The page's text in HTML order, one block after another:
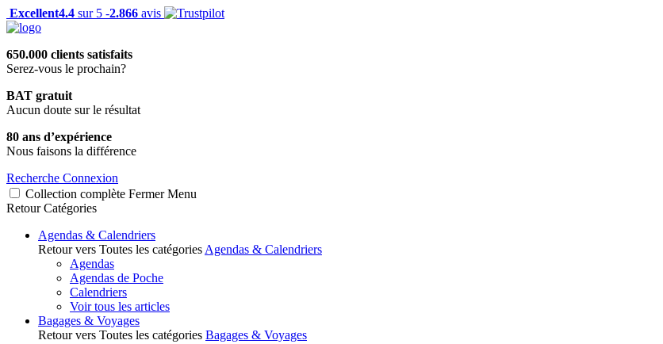
Excellent4.4 sur 5 -2.866 avis
650.000 clients satisfaits
Serez-vous le prochain?
BAT gratuit
Aucun doute sur le résultat
80 ans d’expérience
Nous faisons la différence
Recherche Connexion
Collection complète Fermer Menu
Retour Catégories
Agendas & Calendriers
Retour vers Toutes les catégories Agendas & Calendriers
Agendas
Agendas de Poche
Calendriers
Voir tous les articles
Bagages & Voyages
Retour vers Toutes les catégories Bagages & Voyages